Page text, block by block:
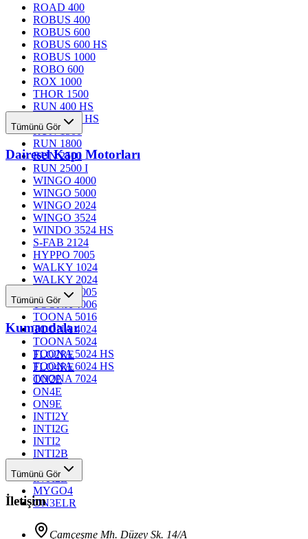
ROAD 400
ROBUS 400
ROBUS 600
ROBUS 600 HS
ROBUS 1000
ROBO 600
ROX 1000
THOR 1500
RUN 400 HS
RUN 1200 HS
RUN 1500
RUN 1800
RUN 2500
RUN 2500 I
Tümünü Gör
Dairesel Kapı Motorları
WINGO 4000
WINGO 5000
WINGO 2024
WINGO 3524
WINDO 3524 HS
S-FAB 2124
HYPPO 7005
WALKY 1024
WALKY 2024
TOONA 4005
TOONA 4006
TOONA 5016
TOONA 4024
TOONA 5024
TOONA 5024 HS
TOONA 6024 HS
TOONA 7024
Tümünü Gör
Kumandalar
FLO2RE
FLO4RE
ON2E
ON4E
ON9E
INTI2Y
INTI2G
INTI2
INTI2B
INTI2R
INTI2L
MYGO4
ON3ELR
Tümünü Gör
İletişim
Çamçeşme Mh. Düzey Sk. 14/A